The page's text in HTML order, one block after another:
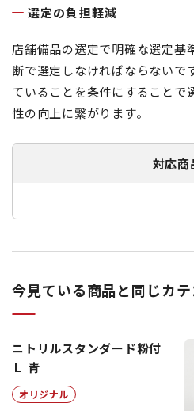
選定の負担軽減
店舗備品の選定で明確な選定基
断で選定しなければならないで
ていることを条件にすることで
性の向上に繋がります。
対応商
今見ている商品と同じカ
ニトリルスタンダード粉付
Ｌ 青
オリジナル